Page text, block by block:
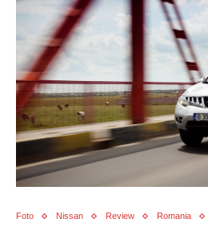
Foto Nissan Review Romania